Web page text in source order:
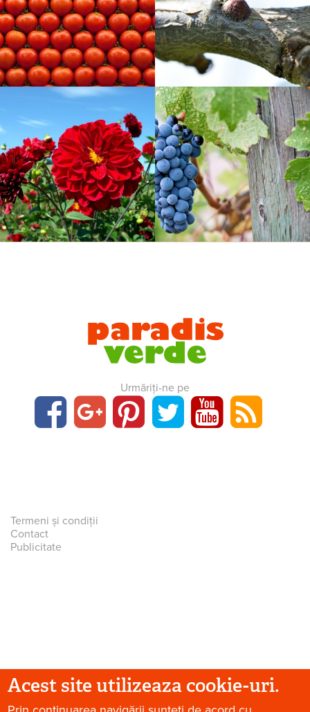
Urmăriți-ne pe
Termeni și condiții
Contact
Publicitate
Acest site utilizeaza cookie-uri.